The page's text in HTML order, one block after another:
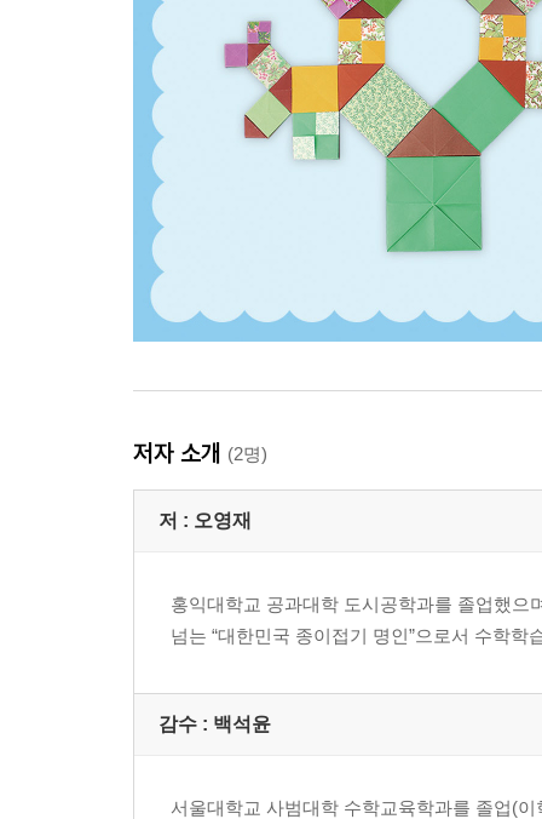
저자 소개 (2명)
저 : 오영재
홍익대학교 공과대학 도시공학과를 졸업했으
넘는 “대한민국 종이접기 명인”으로서 수학
감수 : 백석윤
서울대학교 사범대학 수학교육학과를 졸업(